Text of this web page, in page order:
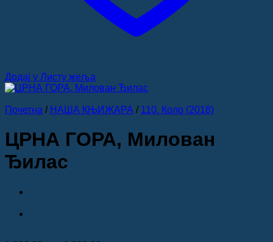
Додај у Листу жеља
Почетна / НАША КЊИЖАРА / 110. Коло (2018)
ЦРНА ГОРА, Милован
Ђилас